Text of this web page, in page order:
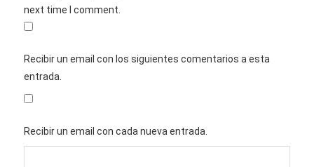
next time I comment.
Recibir un email con los siguientes comentarios a esta
entrada.
Recibir un email con cada nueva entrada.